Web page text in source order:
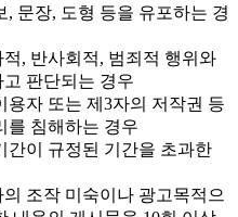
, 문장, 도형 등을 유포하는 경
적, 반사회적, 범죄적 행위와
고 판단되는 경우
용자 또는 제3자의 저작권 등
를 침해하는 경우
간이 규정된 기간을 초과한
의 조작 미숙이나 광고목적으